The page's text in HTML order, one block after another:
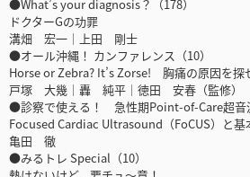
●What’s your diagnosis？（178）
ドクターGの功罪
溝畑 宏一｜上田 剛士
●オール沖縄！ カンファレンス（10）
Horse or Zebra? It’s Zorse! 胸痛の原因を探
戸塚 大幾｜轟 純平｜徳田 安春（監修）
●診察で使える！ 急性期Point-of-Care超音
Focused Cardiac Ultrasound（FoCUS）と基
亀田 徹
●みるトレ Special（10）